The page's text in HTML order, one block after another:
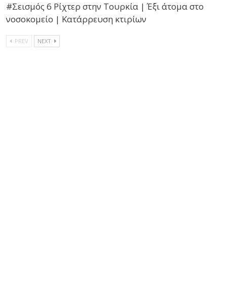
#Σεισμός 6 Ρίχτερ στην Τουρκία | Έξι άτομα στο
νοσοκομείο | Κατάρρευση κτιρίων
PREV NEXT